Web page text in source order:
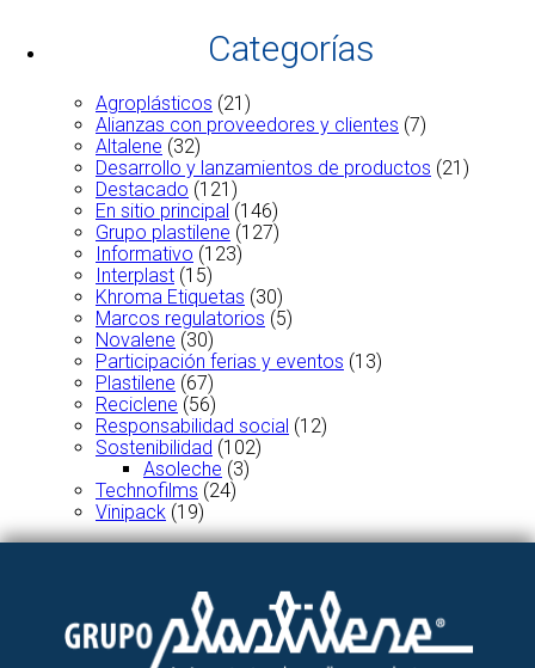
Categorías
Agroplásticos (21)
Alianzas con proveedores y clientes (7)
Altalene (32)
Desarrollo y lanzamientos de productos (21)
Destacado (121)
En sitio principal (146)
Grupo plastilene (127)
Informativo (123)
Interplast (15)
Khroma Etiquetas (30)
Marcos regulatorios (5)
Novalene (30)
Participación ferias y eventos (13)
Plastilene (67)
Reciclene (56)
Responsabilidad social (12)
Sostenibilidad (102)
Asoleche (3)
Technofilms (24)
Vinipack (19)